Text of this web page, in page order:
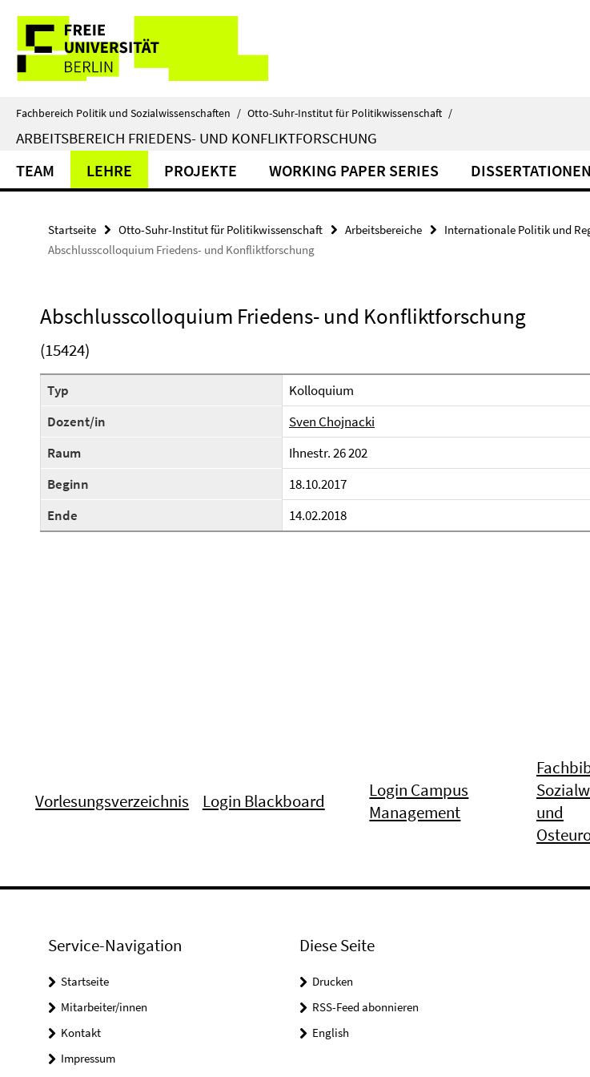
direkt
Inhalt
Service-
Navigation
Fachbereich Politik und Sozialwissenschaften / Otto-Suhr-Institut für Politikwissenschaft /
ARBEITSBEREICH FRIEDENS- UND KONFLIKTFORSCHUNG
TEAM LEHRE PROJEKTE WORKING PAPER SERIES DISSERTATIONEN
Startseite Otto-Suhr-Institut für Politikwissenschaft Arbeitsbereiche Internationale Politik und
Abschlusscolloquium Friedens- und Konfliktforschung
Abschlusscolloquium Friedens- und Konfliktforschung
(15424)
Typ
Kolloquium
Dozent/in
Sven Chojnacki
Raum
Ihnestr. 26 202
Beginn
18.10.2017
Ende
14.02.2018
Vorlesungsverzeichnis Login Blackboard
Login Campus
Management
und
Service-Navigation
Startseite
Mitarbeiter/innen
Kontakt
Impressum
Diese Seite
Drucken
RSS-Feed abonnieren
English